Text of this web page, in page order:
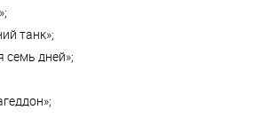
танк»;
семь дней»;